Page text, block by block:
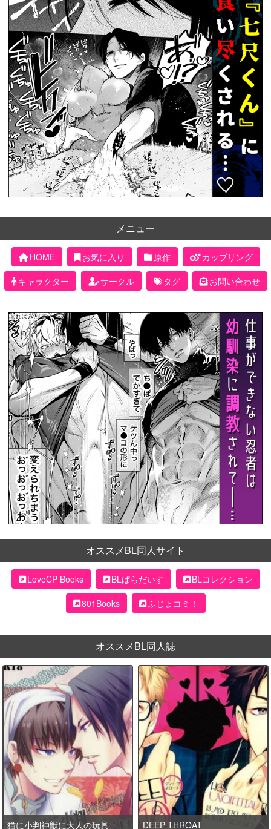
メニュー
HOME お気に入り 原作
カップリング
キャラクター
サークル タグ お問い合わせ
オススメBL同人サイト
LoveCP Books BLぱらだいす
BLコレクション
801Books
ふじょコミ！
オススメBL同人誌
猫に小判神獣に大人の玩具 DEEP THROAT